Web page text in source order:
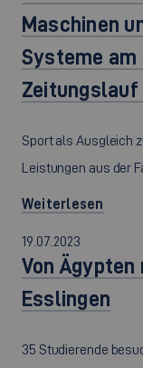
Maschinen
Systeme am
Zeitungslauf
Sport als Ausgleich
Leistungen aus der
Weiterlesen
19.07.2023
Von Ägypten
Esslingen
35 Studierende